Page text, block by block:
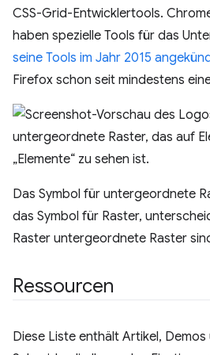
CSS-Grid-Entwicklertools.
haben spezielle Tools für das
seine Tools im Jahr 2015
Firefox schon seit mindestens
Das Symbol für untergeordnete
das Symbol für Raster,
Raster untergeordnete Raster
Ressourcen
Diese Liste enthält Artikel,